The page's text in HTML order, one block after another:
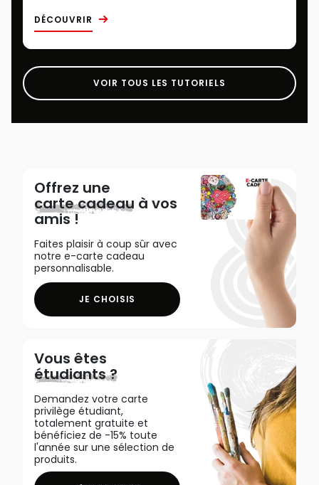
DÉCOUVRIR
VOIR TOUS LES TUTORIELS
Offrez une
carte cadeau à vos
amis !
Faites plaisir à coup sûr avec
notre e-carte cadeau
personnalisable.
JE CHOISIS
Vous êtes
étudiants ?
Demandez votre carte
privilège étudiant,
totalement gratuite et
bénéficiez de -15% toute
l'année sur une sélection de
produits.